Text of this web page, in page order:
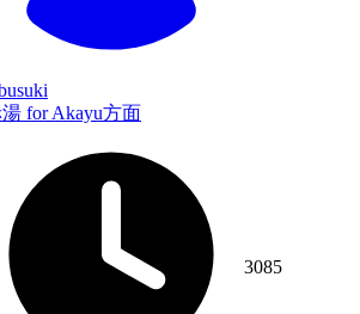
for Akayu方面
3085